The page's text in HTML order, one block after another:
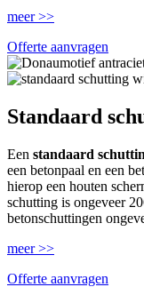
meer >>
Offerte aanvragen
Standaard
Een standaard
een betonpaal en een
hierop een houten
schutting is ongeveer
betonschuttingen
meer >>
Offerte aanvragen